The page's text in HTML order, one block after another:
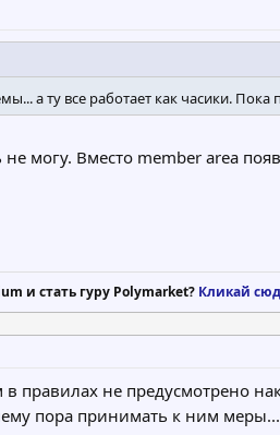
а ту все работает как часики. Пока
могу. Вместо member area
и стать гуру Polymarket? Кликай
в правилах не предусмотрено
пора принимать к ним меры...